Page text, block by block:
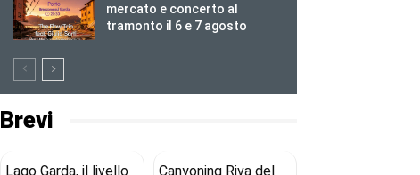
mercato e concerto al
tramonto il 6 e 7 agosto
Brevi
Lago Garda, il livello
Canyoning Riva del